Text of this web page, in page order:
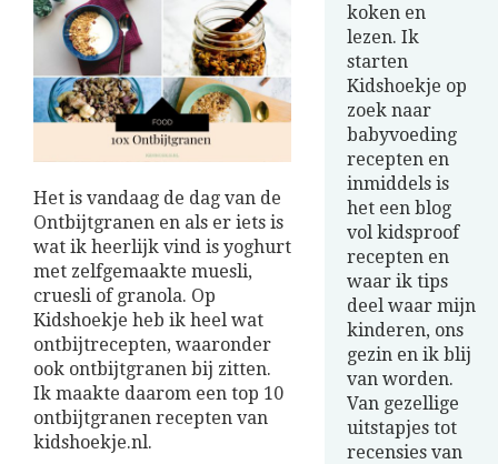
Het is vandaag de dag van de
Ontbijtgranen en als er iets is
wat ik heerlijk vind is yoghurt
met zelfgemaakte muesli,
cruesli of granola. Op
Kidshoekje heb ik heel wat
ontbijtrecepten, waaronder
ook ontbijtgranen bij zitten.
Ik maakte daarom een top 10
ontbijtgranen recepten van
kidshoekje.nl.
koken en
lezen. Ik
starten
Kidshoekje op
zoek naar
babyvoeding
recepten en
inmiddels is
het een blog
vol kidsproof
recepten en
waar ik tips
deel waar mijn
kinderen, ons
gezin en ik blij
van worden.
Van gezellige
uitstapjes tot
recensies van